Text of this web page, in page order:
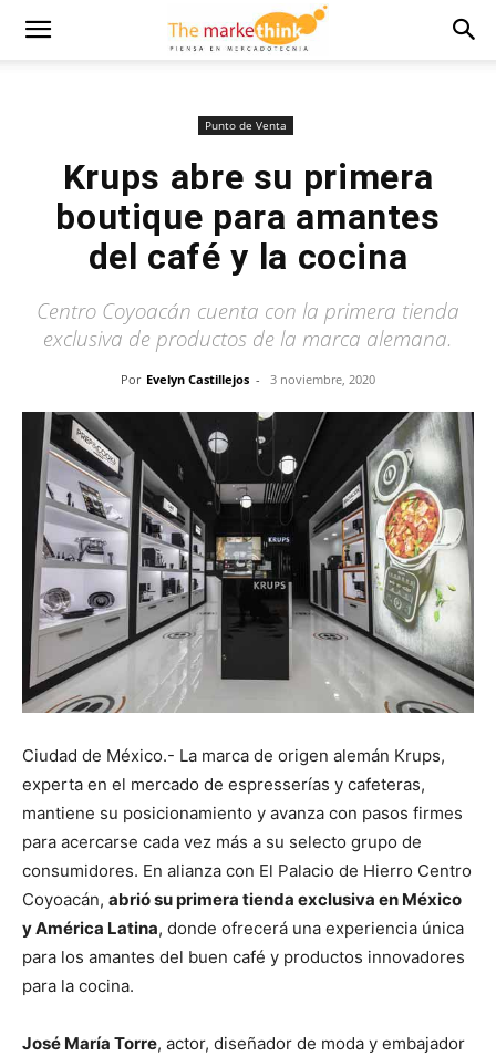
Punto de Venta
Krups abre su primera
boutique para amantes
del café y la cocina
Centro Coyoacán cuenta con la primera tienda
exclusiva de productos de la marca alemana.
Por Evelyn Castillejos - 3 noviembre, 2020
Ciudad de México.- La marca de origen alemán Krups,
experta en el mercado de espresserías y cafeteras,
mantiene su posicionamiento y avanza con pasos firmes
para acercarse cada vez más a su selecto grupo de
consumidores. En alianza con El Palacio de Hierro Centro
Coyoacán, abrió su primera tienda exclusiva en México
y América Latina, donde ofrecerá una experiencia única
para los amantes del buen café y productos innovadores
para la cocina.
José María Torre, actor, diseñador de moda y embajador